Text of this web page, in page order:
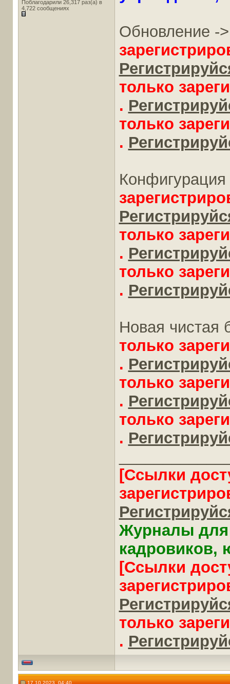
Поблагодарили 26,317 раз(а) в
4,722 сообщениях
Обновление -
только
.
только
.
только
.
только
.
Новая чистая
только
.
только
.
только
.
[Ссылки
Журналы для
кадровиков,
[Ссылки
только
.
17.10.2023, 04:40